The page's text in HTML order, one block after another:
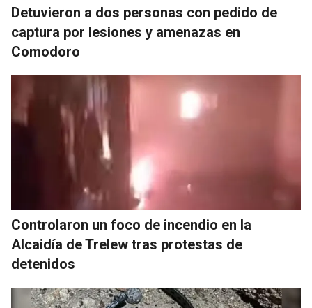
Detuvieron a dos personas con pedido de
captura por lesiones y amenazas en
Comodoro
Controlaron un foco de incendio en la
Alcaidía de Trelew tras protestas de
detenidos